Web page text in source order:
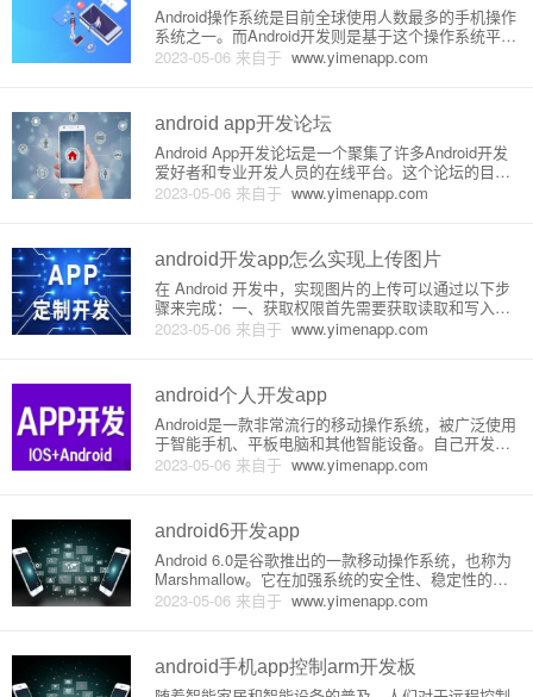
2023-05-06 来自于 www.yimenapp.com
Android操作系统是目前全球使用人数最多的手机操作
系统之一。而Android开发则是基于这个操作系统平
台，开发手机应用程序的过程。下面将介绍Android开
发手机app的原理和详细步骤。一、环境搭建在进行A
android app开发论坛
2023-05-06 来自于 www.yimenapp.com
Android App开发论坛是一个聚集了许多Android开发
爱好者和专业开发人员的在线平台。这个论坛的目的
是帮助人们学习和了解Android开发的知识，并与其他
开发人员分享他们的经验和建议。在这个论坛上，你
android开发app怎么实现上传图片
2023-05-06 来自于 www.yimenapp.com
在 Android 开发中，实现图片的上传可以通过以下步
骤来完成：一、获取权限首先需要获取读取和写入存
储空间的权限，以涵盖图片选择和保存。Manifest.xm
l:```xml```二、UI设计通过布局文件制作上传图片的界
android个人开发app
2023-05-06 来自于 www.yimenapp.com
Android是一款非常流行的移动操作系统，被广泛使用
于智能手机、平板电脑和其他智能设备。自己开发一
个Android应用程序需要具备一定的编程和设计技能，
要想成功开发自己的应用程序，需要经过多个步骤和
android6开发app
2023-05-06 来自于 www.yimenapp.com
Android 6.0是谷歌推出的一款移动操作系统，也称为
Marshmallow。它在加强系统的安全性、稳定性的基
础上增加了许多新功能，让用户体验更加人性化。下
面我将详细介绍在Android 6.0上开发App的原理和步
android手机app控制arm开发板